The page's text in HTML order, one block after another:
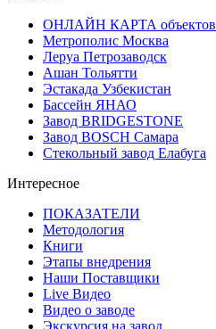
ОНЛАЙН КАРТА объектов
Метрополис Москва
Леруа Петрозаводск
Ашан Тольятти
Эстакада Узбекистан
Бассейн ЯНАО
Завод BRIDGESTONE
Завод BOSCH Самара
Стекольный завод Елабуга
Интересное
ПОКАЗАТЕЛИ
Методология
Книги
Этапы внедрения
Наши Поставщики
Live Видео
Видео о заводе
Экскурсия на завод